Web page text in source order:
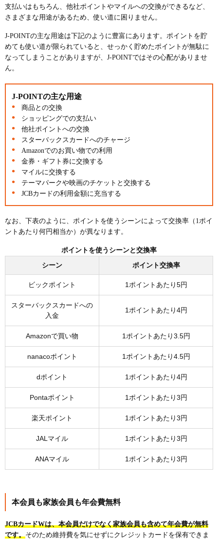
支払いはもちろん、他社ポイントやマイルへの交換ができるなど、
さまざまな用途があるため、使い道に困りません。
J-POINTの主な用途は下記のように豊富にあります。ポイントを貯
めても使い道が限られていると、せっかく貯めたポイントが無駄に
なってしまうことがありますが、J-POINTではその心配がありませ
ん。
J-POINTの主な用途
商品との交換
ショッピングでの支払い
他社ポイントへの交換
スターバックスカードへのチャージ
Amazonでのお買い物での利用
金券・ギフト券に交換する
マイルに交換する
テーマパークや映画のチケットと交換する
JCBカードの利用金額に充当する
なお、下表のように、ポイントを使うシーンによって交換率（1ポイ
ントあたり何円相当か）が異なります。
ポイントを使うシーンと交換率
シーン ポイント交換率
ビックポイント 1ポイントあたり5円
スターバックスカードへの
入金
1ポイントあたり4円
Amazonで買い物 1ポイントあたり3.5円
nanacoポイント 1ポイントあたり4.5円
dポイント 1ポイントあたり4円
Pontaポイント 1ポイントあたり3円
楽天ポイント 1ポイントあたり3円
JALマイル 1ポイントあたり3円
ANAマイル 1ポイントあたり3円
本会員も家族会員も年会費無料
JCBカードWは、本会員だけでなく家族会員も含めて年会費が無料
です。 そのため維持費を気にせずにクレジットカードを保有できま